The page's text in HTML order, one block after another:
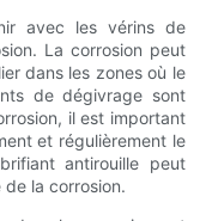
avec les vérins de
La corrosion peut
dans les zones où le
de dégivrage sont
il est important
et régulièrement le
antirouille peut
la corrosion.